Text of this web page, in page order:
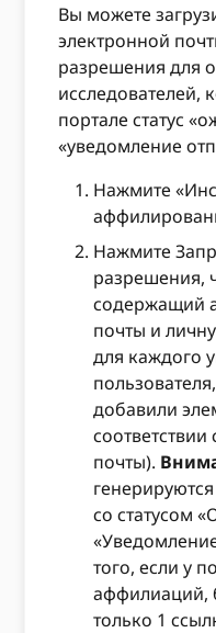
Вы можете
электронной
разрешения для
исследователей,
портале статус
«уведомление
Нажмите
Нажмите
разрешения,
содержащий
почты и
для каждого
добавили
почты).
со статусом
того, если у
аффилиаций,
только 1